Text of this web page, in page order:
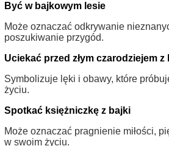
Być w bajkowym lesie
Może oznaczać odkrywanie
poszukiwanie przygód.
Uciekać przed złym czarodziejem z
Symbolizuje lęki i obawy, które
życiu.
Spotkać księżniczkę z bajki
Może oznaczać pragnienie miłości,
w swoim życiu.